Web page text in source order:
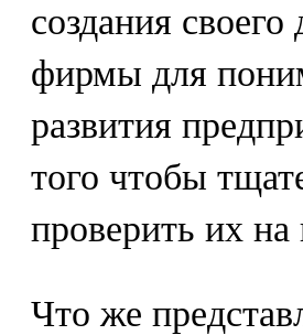
создания
фирмы для
развития
того чтобы
проверить их на
Что же